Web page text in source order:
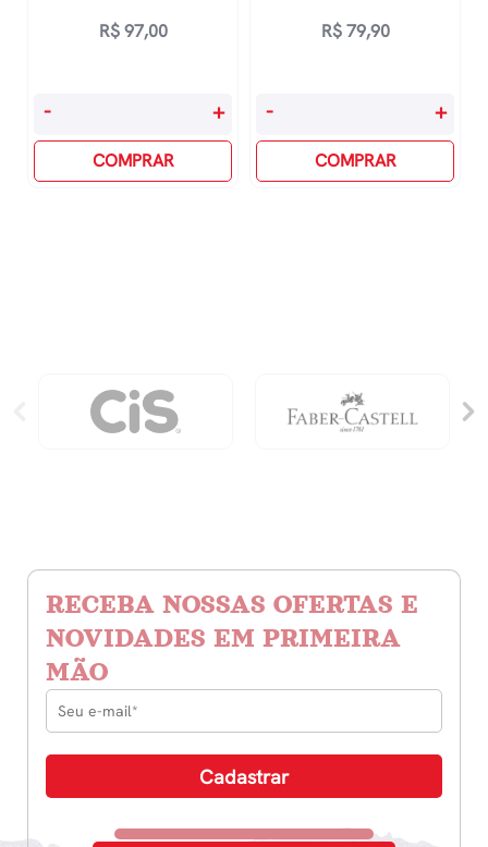
R$97,00
Arte
- +
COMPRAR
R$79,90
Memórias
Timbrado
- +
COMPRAR
RECEBA NOSSAS OFERTAS E
NOVIDADES EM PRIMEIRA
MÃO